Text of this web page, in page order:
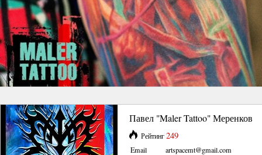
Павел "Maler Tattoo" Меренков
Рейтинг249
Email
artspacemt@gmail.com